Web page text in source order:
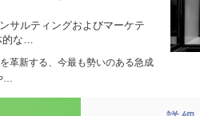
サルティングおよびマーケテ
的な…
革新する、今最も勢いのある急成
…